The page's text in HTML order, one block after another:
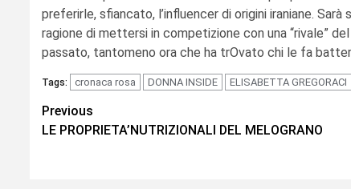
preferirle, sfiancato, l’influencer di origini iraniane.
ragione di mettersi in competizione con una “rivale” del
passato, tantomeno ora che ha trOvato chi le fa
Tags: cronaca rosa DONNA INSIDE ELISABETTA GREGORACI
Continue
Reading
Previous
LE PROPRIETA’NUTRIZIONALI DEL MELOGRANO